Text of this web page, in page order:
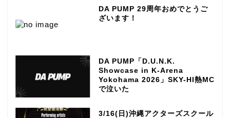
DA PUMP 29周年おめでとうご
ざいます！
DA PUMP「D.U.N.K.
Showcase in K-Arena
Yokohama 2026」SKY-HI熱MC
で泣いた
3/16(日)沖縄アクターズスクール